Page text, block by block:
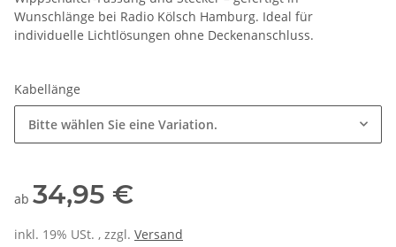
Wunschlänge bei Radio Kölsch Hamburg. Ideal für
individuelle Lichtlösungen ohne Deckenanschluss.
Kabellänge
Bitte wählen Sie eine Variation.
ab 34,95 €
inkl. 19% USt. , zzgl. Versand